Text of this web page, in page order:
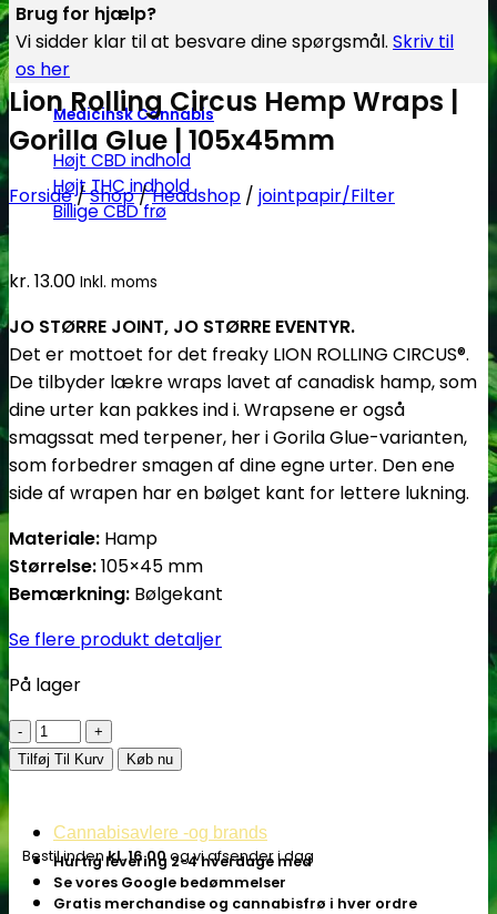
Medicinsk Cannabis
Højt CBD indhold
Højt THC indhold
Billige CBD frø
Cannabisavlere -og brands
Brug for hjælp?
Vi sidder klar til at besvare dine spørgsmål. Skriv til
os her
Lion Rolling Circus Hemp Wraps |
Gorilla Glue | 105x45mm
Forside/Shop/Headshop / jointpapir/Filter
kr. 13.00 Inkl. moms
JO STØRRE JOINT, JO STØRRE EVENTYR.
Det er mottoet for det freaky LION ROLLING CIRCUS®.
De tilbyder lækre wraps lavet af canadisk hamp, som
dine urter kan pakkes ind i. Wrapsene er også
smagssat med terpener, her i Gorila Glue-varianten,
som forbedrer smagen af dine egne urter. Den ene
side af wrapen har en bølget kant for lettere lukning.
Materiale: Hamp
Størrelse:105×45 mm
Bemærkning: Bølgekant
Se flere produkt detaljer
På lager
Lion
Rolling
Wraps
|
Gorilla
Tilføj Til Kurv Køb nu
Bestil indenkl. 16.00og vi afsender i dag
Hurtig levering 2-4 hverdage med
Se vores Google bedømmelser
Gratis merchandise og cannabisfrø i hver ordre